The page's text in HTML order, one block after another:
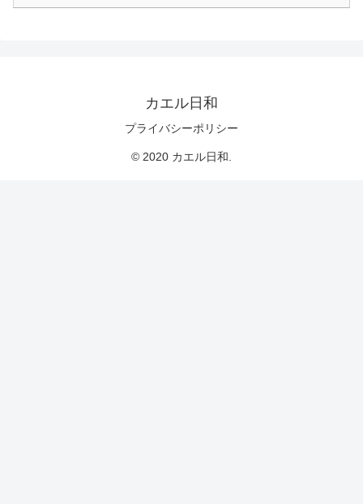
カエル日和
プライバシーポリシー
© 2020 カエル日和.